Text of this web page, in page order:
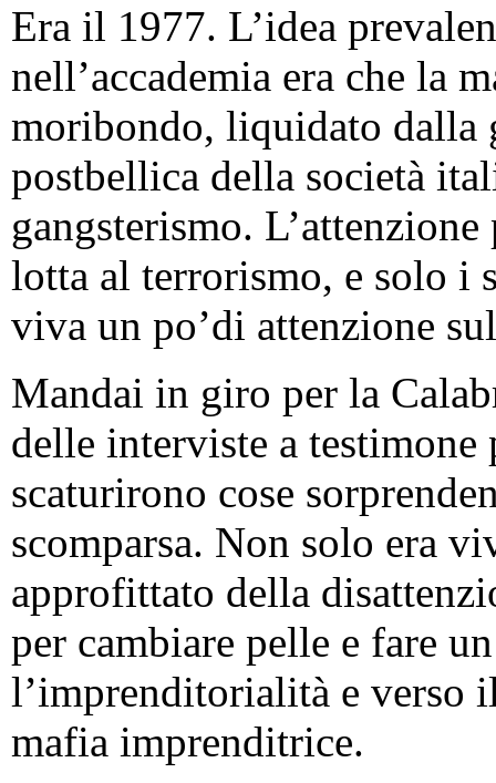
Era il 1977. L’idea
nell’accademia era che la
moribondo, liquidato dalla
postbellica della società
gangsterismo.
lotta al terrorismo, e solo i
viva un po’di attenzione
Mandai in giro per la
delle interviste a
scaturirono cose
scomparsa. Non solo era
approfittato della
per cambiare pelle e fare
l’imprenditorialità e verso
mafia imprenditrice.